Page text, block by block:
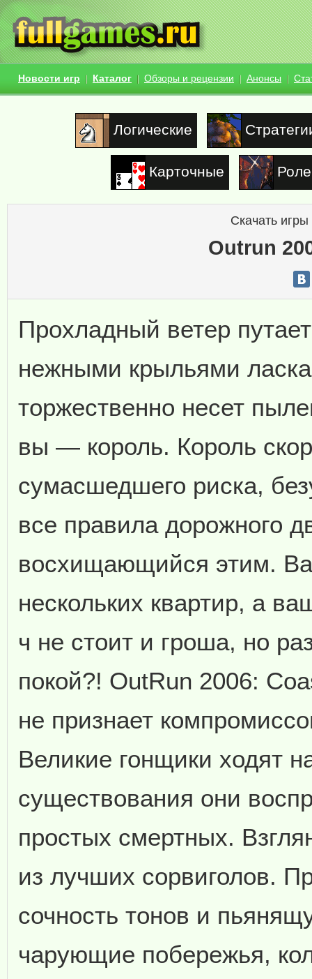
Новости игр Каталог Обзоры и рецензии Анонсы
Логические
Карточные
Скачать
Outrun
Прохладный ветер
нежными крыльями
торжественно несет
вы — король. Король
сумасшедшего риска,
все правила дорожного
восхищающийся этим.
нескольких квартир, а
ч не стоит и гроша, но
покой?! OutRun 2006:
не признает
Великие гонщики ходят
существования они
простых смертных.
из лучших сорвиголов.
сочность тонов и
чарующие побережья,